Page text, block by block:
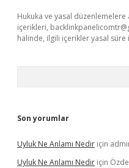
Hukuka ve yasal düzenlemelere
içerikleri,
halinde, ilgili içerikler yasal süre
Son yorumlar
Uyluk Ne Anlamı Nedir için
Uyluk Ne Anlamı Nedir için